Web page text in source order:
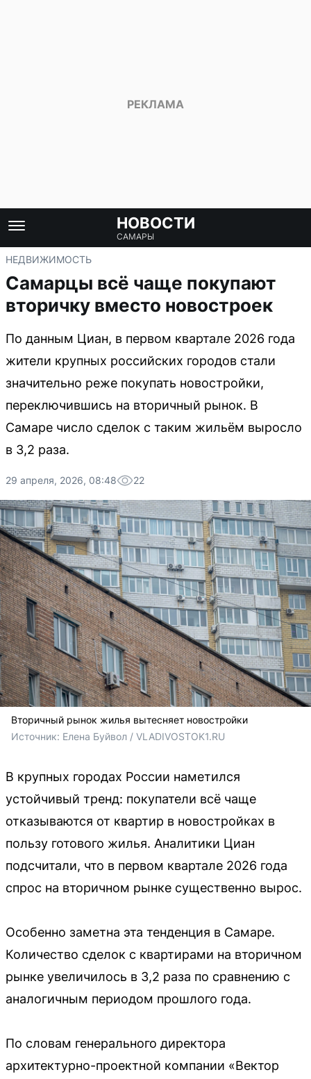
НОВОСТИ
САМАРЫ
НЕДВИЖИМОСТЬ
Самарцы всё чаще покупают
вторичку вместо новостроек
По данным Циан, в первом квартале 2026 года
жители крупных российских городов стали
значительно реже покупать новостройки,
переключившись на вторичный рынок. В
Самаре число сделок с таким жильём выросло
в 3,2 раза.
29 апреля, 2026, 08:48 22
Вторичный рынок жилья вытесняет новостройки
Источник: Елена Буйвол / VLADIVOSTOK1.RU
В крупных городах России наметился
устойчивый тренд: покупатели всё чаще
отказываются от квартир в новостройках в
пользу готового жилья. Аналитики Циан
подсчитали, что в первом квартале 2026 года
спрос на вторичном рынке существенно вырос.
Особенно заметна эта тенденция в Самаре.
Количество сделок с квартирами на вторичном
рынке увеличилось в 3,2 раза по сравнению с
аналогичным периодом прошлого года.
По словам генерального директора
архитектурно-проектной компании «Вектор